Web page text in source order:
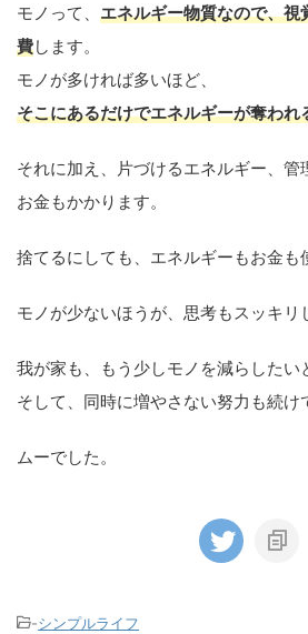
モノって、 エネルギー物質なので、視
費します。
モノが多ければ多いほど、
そこにあるだけでエネルギーが奪われ
それに加え、片づけるエネルギー、管
お金もかかります。
捨てるにしても、エネルギーもお金も
モノが少ないほうが、思考もスッキリ
我が家も、もう少しモノを減らしたい
そして、同時に増やさない努力も続け
ムーでした。
-シンプルライフ